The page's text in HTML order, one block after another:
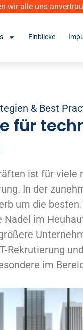
wir alle uns
Einblicke
& Best
für
ist für
In der
um die besten
im
Rekrutierung
im